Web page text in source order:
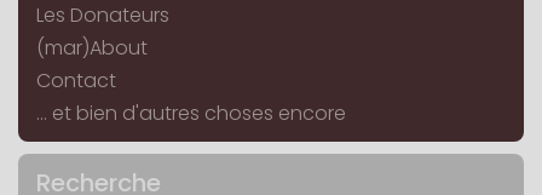
Les Donateurs
(mar)About
Contact
... et bien d'autres choses encore
Recherche